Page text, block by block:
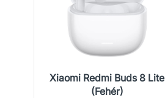
Xiaomi Redmi Buds 8 Lite
(Fehér)